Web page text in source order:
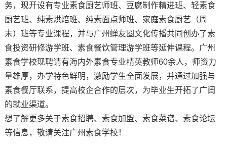
务，现开设有专业素食厨艺师班、豆腐制作精进班、轻素食
厨艺班、纯素烘焙班、纯素面点师班、家庭素食厨艺（周
末）班等专业课程，并与广州蝉友圈文化传播共同创办了素
食投资研修游学班、素食餐饮管理游学班等延伸课程。广州
素食学校现聘请有海内外素食专业精英教师60余人，师资力
量雄厚，办学特色鲜明，激励学生全面发展，并通过加强与
素食餐厅联系，提高校企合作的层次，为毕业生开拓了广阔
的就业渠道。
想了解更多关于素食招聘、素食加盟、素食菜谱、素食论坛
等信息，敬请关注广州素食学校！